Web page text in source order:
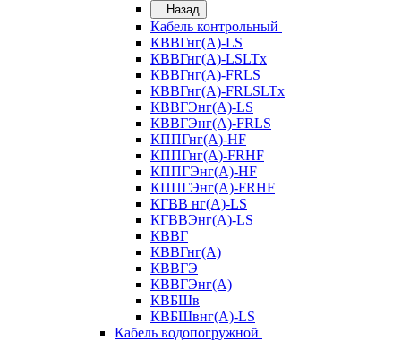
Назад
Кабель контрольный
КВВГнг(А)-LS
КВВГнг(А)-LSLTx
КВВГнг(А)-FRLS
КВВГнг(А)-FRLSLTx
КВВГЭнг(А)-LS
КВВГЭнг(А)-FRLS
КППГнг(А)-HF
КППГнг(А)-FRHF
КППГЭнг(А)-HF
КППГЭнг(А)-FRHF
КГВВ нг(А)-LS
КГВВЭнг(А)-LS
КВВГ
КВВГнг(А)
КВВГЭ
КВВГЭнг(А)
КВБШв
КВБШвнг(А)-LS
Кабель водопогружной